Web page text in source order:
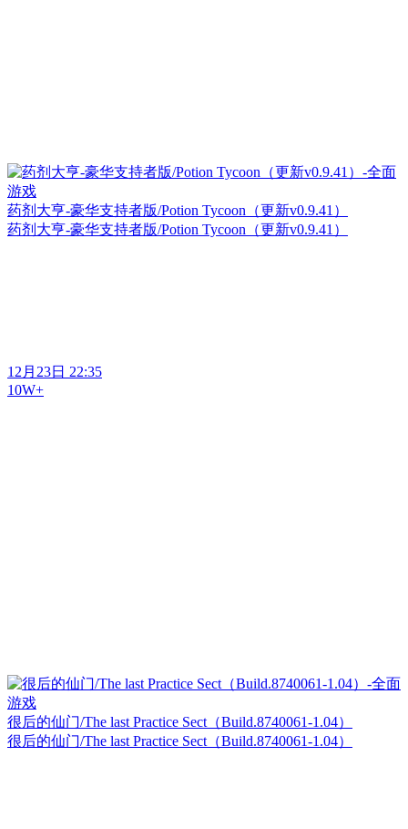
药剂大亨-豪华支持者版/Potion Tycoon（更新v0.9.41）
药剂大亨-豪华支持者版/Potion Tycoon（更新v0.9.41）
12月23日 22:35
10W+
很后的仙门/The last Practice Sect（Build.8740061-1.04）
很后的仙门/The last Practice Sect（Build.8740061-1.04）